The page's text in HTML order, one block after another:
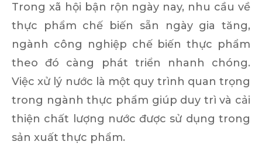
Trong xã hội bận rộn ngày nay, nhu cầu về
thực phẩm chế biến sẵn ngày gia tăng,
ngành công nghiệp chế biến thực phẩm
theo đó càng phát triển nhanh chóng.
Việc xử lý nước là một quy trình quan trọng
trong ngành thực phẩm giúp duy trì và cải
thiện chất lượng nước được sử dụng trong
sản xuất thực phẩm.